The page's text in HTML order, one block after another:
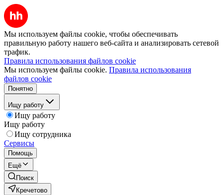
Мы используем файлы cookie, чтобы обеспечивать
правильную работу нашего веб-сайта и анализировать сетевой
трафик.
Правила использования файлов cookie
Мы используем файлы cookie. Правила использования
файлов cookie
Понятно
Ищу работу
Ищу работу
Ищу работу
Ищу сотрудника
Сервисы
Помощь
Ещё
Поиск
Кречетово